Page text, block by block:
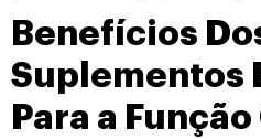
Benefícios
Suplementos
Para a